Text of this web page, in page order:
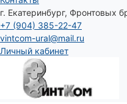
г. Екатеринбург, Фронтовых
+7 (904) 385-22-47
vintcom-ural@mail.ru
Личный кабинет